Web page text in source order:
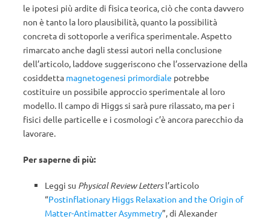
le ipotesi più ardite di fisica teorica, ciò che conta davvero
non è tanto la loro plausibilità, quanto la possibilità
concreta di sottoporle a verifica sperimentale. Aspetto
rimarcato anche dagli stessi autori nella conclusione
dell’articolo, laddove suggeriscono che l’osservazione della
cosiddetta magnetogenesi primordiale potrebbe
costituire un possibile approccio sperimentale al loro
modello. Il campo di Higgs si sarà pure rilassato, ma per i
fisici delle particelle e i cosmologi c’è ancora parecchio da
lavorare.
Per saperne di più:
Leggi su Physical Review Lettersl’articolo
“Postinflationary Higgs Relaxation and the Origin of
Matter-Antimatter Asymmetry”, di Alexander